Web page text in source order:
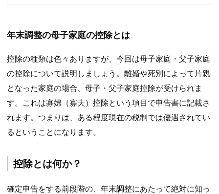
年末調整の母子家庭の控除とは
控除の種類は色々ありますが、今回は母子家庭・父子家庭
の控除について説明しましょう。離婚や死別によって片親
となった家庭の場合、母子・父子家庭控除が受けられま
す。これは寡婦（寡夫）控除という項目で申告書に記載さ
れます。つまりは、ある程度現在の税制では優遇されてい
るということになります。
控除とは何か？
確定申告をする前段階の、年末調整にあたって絶対に知っ